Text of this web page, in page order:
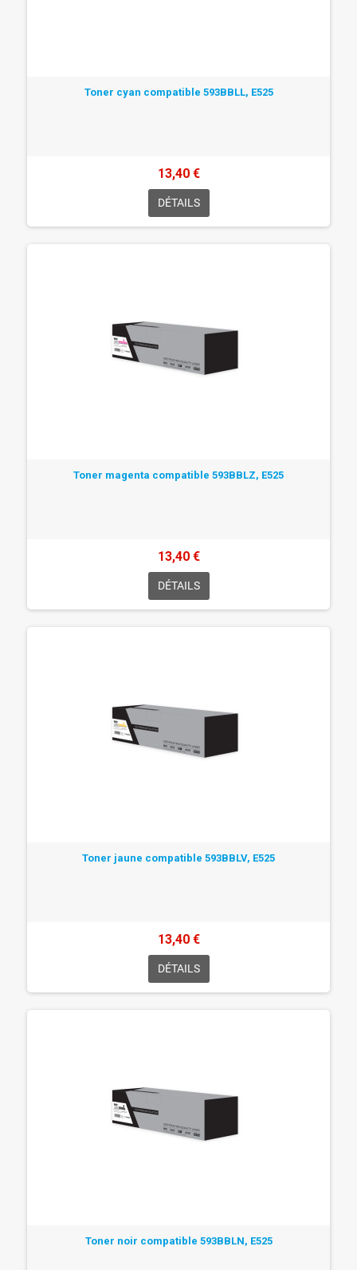
Toner cyan compatible 593BBLL, E525
13,40 €
DÉTAILS
Toner magenta compatible 593BBLZ, E525
13,40 €
DÉTAILS
Toner jaune compatible 593BBLV, E525
13,40 €
DÉTAILS
Toner noir compatible 593BBLN, E525